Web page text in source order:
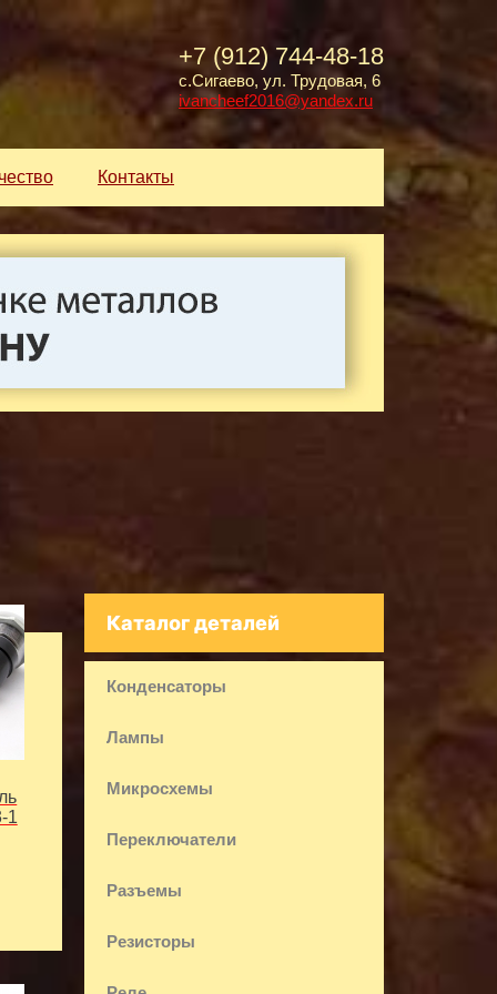
+7 (912) 744-48-18
с.Сигаево, ул. Трудовая, 6
ivancheef2016@yandex.ru
Контакты
1
Каталог деталей
Конденсаторы
Лампы
Микросхемы
Переключатели
Разъемы
Резисторы